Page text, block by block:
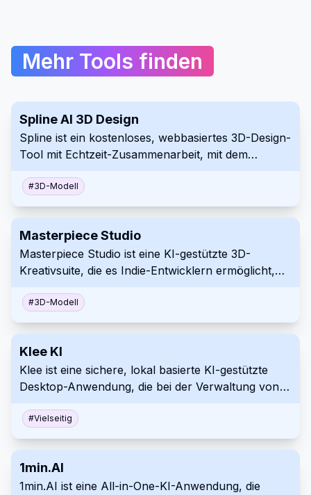
Mehr Tools finden
Spline AI 3D Design
Spline ist ein kostenloses, webbasiertes 3D-Design-
Tool mit Echtzeit-Zusammenarbeit, mit dem
direkt im Browser erstellen können.
#3D-Modell
Masterpiece Studio
Masterpiece Studio ist eine KI-gestützte 3D-
Kreativsuite, die es Indie-Entwicklern ermöglicht,
Machine-Learning-Technologien einfach zu
generieren, zu bearbeiten und bereitzustellen.
#3D-Modell
Klee KI
Klee ist eine sichere, lokal basierte KI-gestützte
Desktop-Anwendung, die bei der Verwaltung von
Source-KI-Modellen hilft und gleichzeitig Ihre
Datenschutzbestimmungen schützt.
#Vielseitig
1min.AI
1min.AI ist eine All-in-One-KI-Anwendung, die